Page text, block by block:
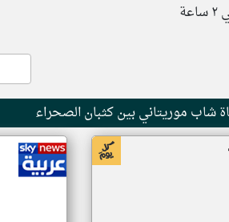
شاب موريتاني بين كثبان الصحراء